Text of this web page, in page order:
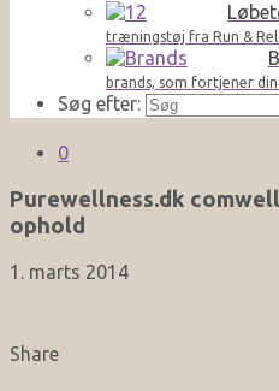
træningstøj fra Run &
brands, som fortjener
Søg efter:
0
Purewellness.dk
ophold
1. marts 2014
Share